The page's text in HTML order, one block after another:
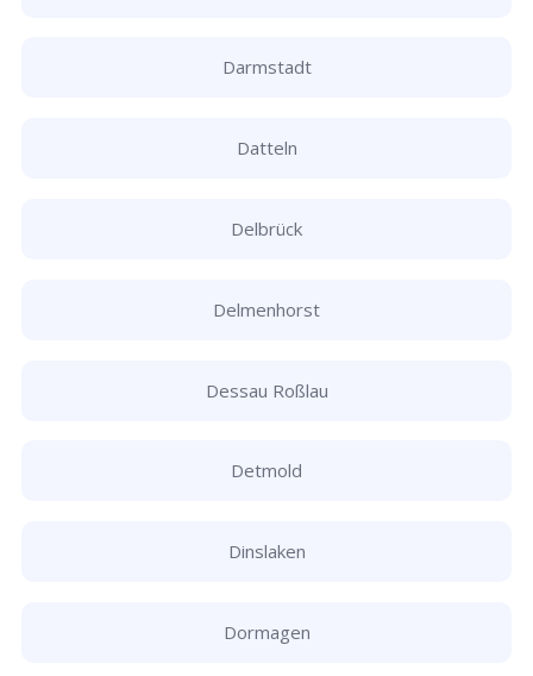
Darmstadt
Datteln
Delbrück
Delmenhorst
Dessau Roßlau
Detmold
Dinslaken
Dormagen